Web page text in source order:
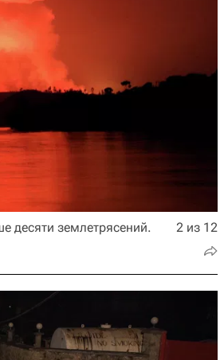
десяти землетрясений. 2 из 12